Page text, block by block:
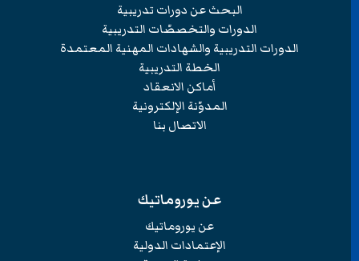
البحث عن دورات تدريبية
الدورات والتخصصّات التدريبية
الدورات التدريبية والشهادات المهنية المعتمدة
الخطة التدريبية
أماكن الانعقاد
المدوّنة الإلكترونية
الاتصال بنا
عن يوروماتيك
عن يوروماتيك
الإعتمادات الدولية